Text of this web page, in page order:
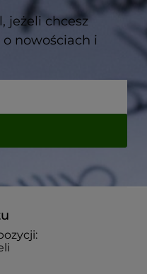
jeżeli chcesz
nowościach i